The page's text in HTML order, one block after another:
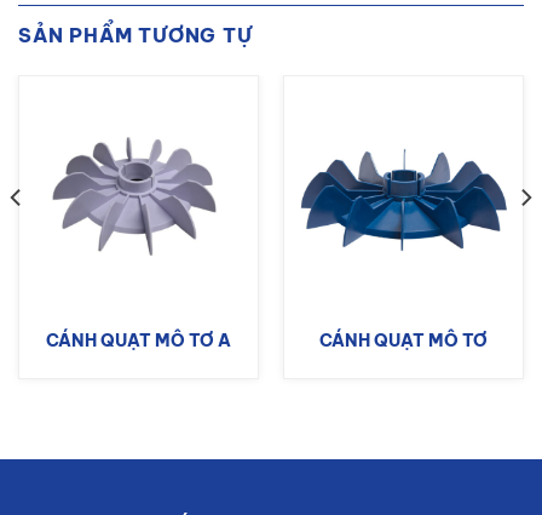
SẢN PHẨM TƯƠNG TỰ
CÁNH QUẠT MÔ TƠ A CÁNH QUẠT MÔ TƠ